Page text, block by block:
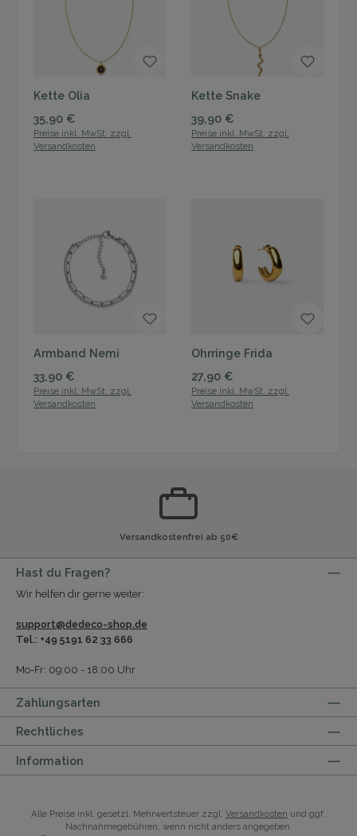
Kette Olia
Regulärer Preis:
35,90 €
Preise inkl. MwSt. zzgl.
Versandkosten
Kette Snake
Regulärer Preis:
39,90 €
Preise inkl. MwSt. zzgl.
Versandkosten
Armband Nemi
Regulärer Preis:
33,90 €
Preise inkl. MwSt. zzgl.
Versandkosten
Ohrringe Frida
Regulärer Preis:
27,90 €
Preise inkl. MwSt. zzgl.
Versandkosten
Versandkostenfrei ab 50€
Hast du Fragen?
Wir helfen dir gerne weiter:
support@dedeco-shop.de
Tel.: +49 5191 62 33 666
Mo-Fr: 09:00 - 18:00 Uhr
Zahlungsarten
Rechtliches
Information
Alle Preise inkl. gesetzl. Mehrwertsteuer zzgl. Versandkosten und ggf.
Nachnahmegebühren, wenn nicht anders angegeben.